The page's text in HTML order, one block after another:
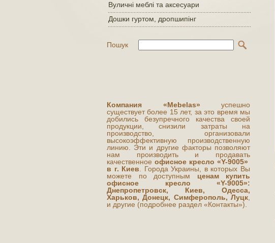
Вуличні меблі та аксесуари
Дошки гуртом, дропшипінг
Пошук
Компания «Mebelas» успешно
существует более 15 лет, за это время мы
добились безупречного качества своей
продукции, снизили затраты на
производство, организовали
высокоэффективную производственную
линию. Эти и другие факторы позволяют
нам производить и продавать
качественное офисное кресло «Y-9005»
в г. Киев . Города Украины, в которых Вы
можете по доступным ценам купить
офисное кресло «Y-9005»:
Днепропетровск, Киев, Одесса,
Харьков, Донецк, Симферополь, Луцк
и другие (подробнее раздел «Контакты»).